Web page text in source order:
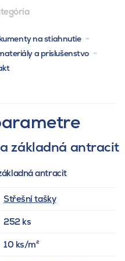
na stiahnutie
a príslušenstvo
základná antracit
antracit
Střešní tašky
252 ks
10 ks/m²